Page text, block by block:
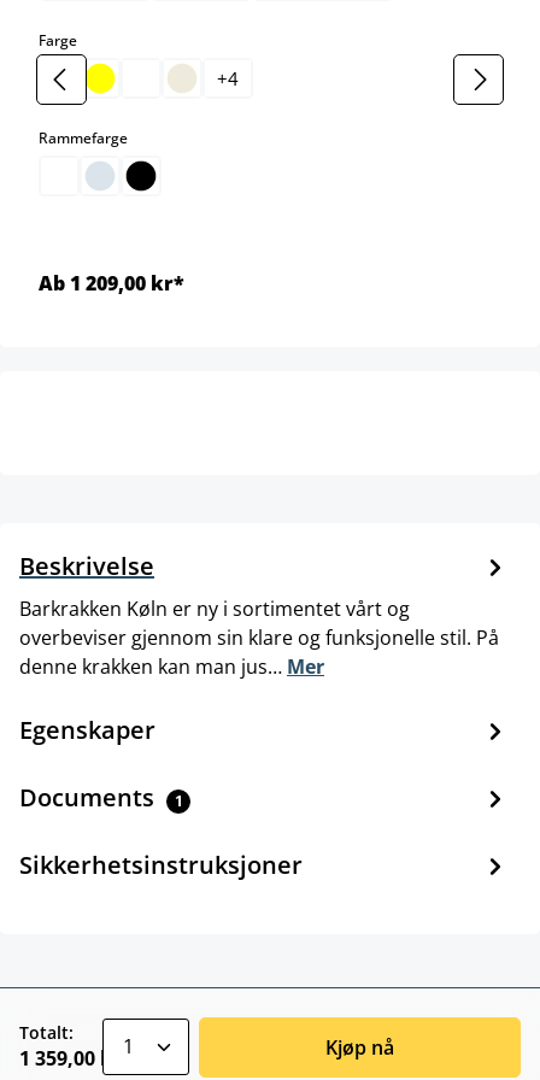
Fargeselect
+4
Rammefargeselect
Ab 1 209,00 kr*
Beskrivelse
Barkrakken Køln er ny i sortimentet vårt og
overbeviser gjennom sin klare og funksjonelle stil. På
denne krakken kan man jus… Mer
Egenskaper
Documents 1
Sikkerhetsinstruksjoner
Totalt:
1 359,00 kr Kjøp nå